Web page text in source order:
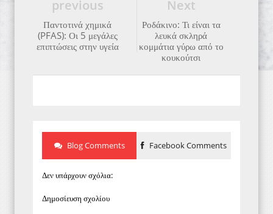
Next
Ροδάκινο: Τι είναι τα
λευκά σκληρά
κομμάτια γύρω από το
κουκούτσι
previous
Παντοτινά χημικά
(PFAS): Οι 5 μεγάλες
επιπτώσεις στην υγεία
Blog Comments Facebook Comments
Δεν υπάρχουν σχόλια:
Δημοσίευση σχολίου